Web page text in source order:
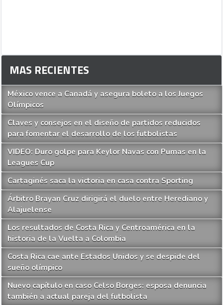
MAS RECIENTES
México vence a Canadá y asegura boleto a los Juegos
Olímpicos
Claves y consejos en el diseño de partidos reducidos
para fomentar el desarrollo de los futbolistas
VIDEO: Duro golpe para Keylor Navas con Pumas en la
Leagues Cup
Cartaginés saca la victoria en casa contra Sporting
Árbitro Brayan Cruz dirigirá el duelo entre Herediano y
Alajuelense
Los resultados de Costa Rica y Centroamérica en la
historia de la Vuelta a Colombia
Costa Rica cae ante Estados Unidos y se despide del
sueño olímpico
Nuevo capítulo en caso Celso Borges: esposa denuncia
también a actual pareja del futbolista